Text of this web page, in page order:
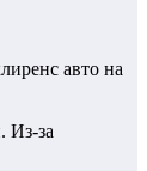
авто на
Из-за